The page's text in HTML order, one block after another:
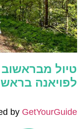
טיול
לפויאנה
by GetYourGuide